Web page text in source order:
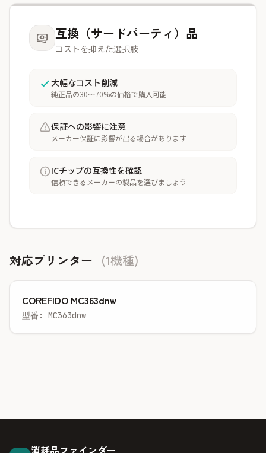
互換（サードパーティ）品
コストを抑えた選択肢
大幅なコスト削減
純正品の30〜70%の価格で購入可能
保証への影響に注意
メーカー保証に影響が出る場合があります
ICチップの互換性を確認
信頼できるメーカーの製品を選びましょう
対応プリンター (1機種)
COREFIDO MC363dnw
型番: MC363dnw
消耗品ファインダー